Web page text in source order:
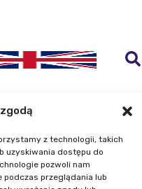
z technologii, takich
uzyskiwania dostępu do
pozwoli nam
podczas przeglądania lub
i Kartografii
27
Warszawa